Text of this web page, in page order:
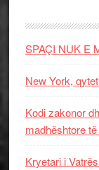
SPAÇI NUK E
New York,
Kodi zakonor
madhështore
Kryetari i